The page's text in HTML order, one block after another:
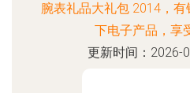
腕表礼品大礼包 2014，
下电子产品，享
更新时间：2026-